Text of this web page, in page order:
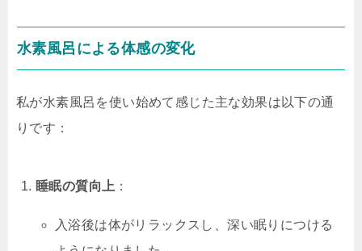
水素風呂による体感の変化
私が水素風呂を使い始めて感じた主な効果は以下の通
りです：
睡眠の質向上 ：
入浴後は体がリラックスし、深い眠りにつける